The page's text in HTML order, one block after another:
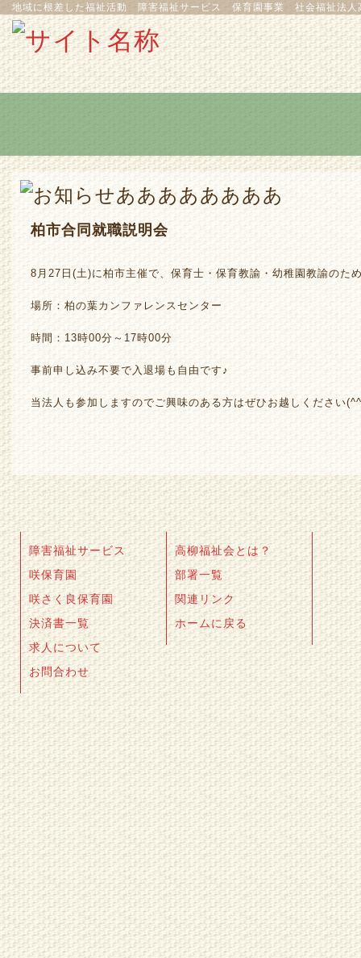
地域に根差した福祉活動 障害福祉サービス 保育園事業 社会福祉法人
柏市合同就職説明会
8月27日(土)に柏市主催で、保育士・保育教諭・幼稚園教諭のた
場所：柏の葉カンファレンスセンター
時間：13時00分～17時00分
事前申し込み不要で入退場も自由です♪
当法人も参加しますのでご興味のある方はぜひお越しください
障害福祉サービス
咲保育園
咲さく良保育園
決済書一覧
求人について
お問合わせ
高柳福祉会とは？
部署一覧
関連リンク
ホームに戻る